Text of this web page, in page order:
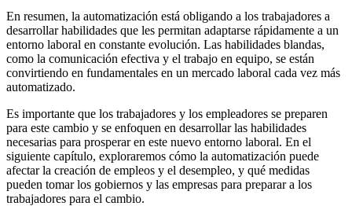
En resumen, la automatización está obligando a los trabajadores a
desarrollar habilidades que les permitan adaptarse rápidamente a un
entorno laboral en constante evolución. Las habilidades blandas,
como la comunicación efectiva y el trabajo en equipo, se están
convirtiendo en fundamentales en un mercado laboral cada vez más
automatizado.
Es importante que los trabajadores y los empleadores se preparen
para este cambio y se enfoquen en desarrollar las habilidades
necesarias para prosperar en este nuevo entorno laboral. En el
siguiente capítulo, exploraremos cómo la automatización puede
afectar la creación de empleos y el desempleo, y qué medidas
pueden tomar los gobiernos y las empresas para preparar a los
trabajadores para el cambio.